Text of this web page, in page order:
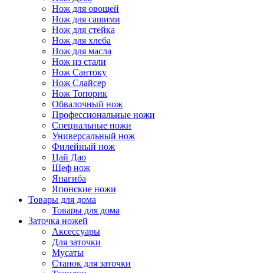
Нож для овощей
Нож для сашими
Нож для стейка
Нож для хлеба
Нож для масла
Нож из стали
Нож Сантоку
Нож Слайсер
Нож Топорик
Обвалочный нож
Профессиональные ножи
Специальные ножи
Универсальный нож
Филейный нож
Цай Дао
Шеф нож
Янагиба
Японские ножи
Товары для дома
Товары для дома
Заточка ножей
Аксессуары
Для заточки
Мусаты
Станок для заточки